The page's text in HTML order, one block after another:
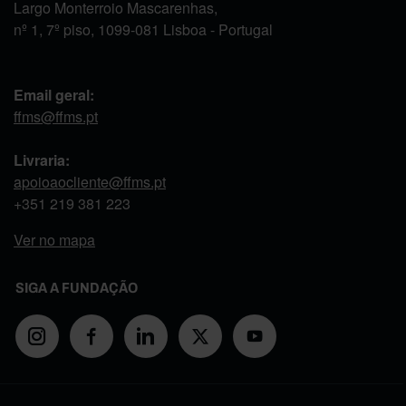
Largo Monterroio Mascarenhas,
nº 1, 7º piso, 1099-081 Lisboa - Portugal
Email geral:
ffms@ffms.pt
Livraria:
apoioaocliente@ffms.pt
+351 219 381 223
Ver no mapa
SIGA A FUNDAÇÃO